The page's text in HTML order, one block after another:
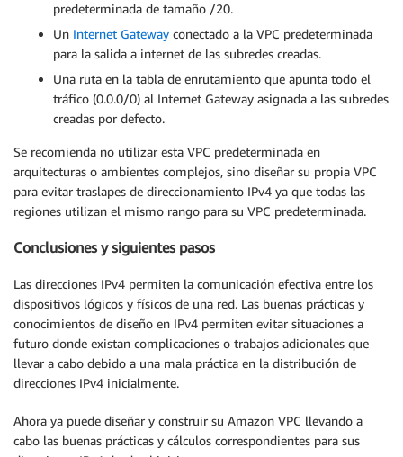
predeterminada de tamaño /20.
Un Internet Gateway conectado a la VPC predeterminada
para la salida a internet de las subredes creadas.
Una ruta en la tabla de enrutamiento que apunta todo el
tráfico (0.0.0/0) al Internet Gateway asignada a las subredes
creadas por defecto.
Se recomienda no utilizar esta VPC predeterminada en
arquitecturas o ambientes complejos, sino diseñar su propia VPC
para evitar traslapes de direccionamiento IPv4 ya que todas las
regiones utilizan el mismo rango para su VPC predeterminada.
Conclusiones y siguientes pasos
Las direcciones IPv4 permiten la comunicación efectiva entre los
dispositivos lógicos y físicos de una red. Las buenas prácticas y
conocimientos de diseño en IPv4 permiten evitar situaciones a
futuro donde existan complicaciones o trabajos adicionales que
llevar a cabo debido a una mala práctica en la distribución de
direcciones IPv4 inicialmente.
Ahora ya puede diseñar y construir su Amazon VPC llevando a
cabo las buenas prácticas y cálculos correspondientes para sus